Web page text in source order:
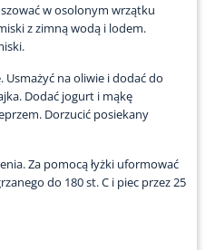
w osolonym wrzątku
z zimną wodą i lodem.
na oliwie i dodać do
Dodać jogurt i mąkę
Dorzucić posiekany
Za pomocą łyżki uformować
do 180 st. C i piec przez 25